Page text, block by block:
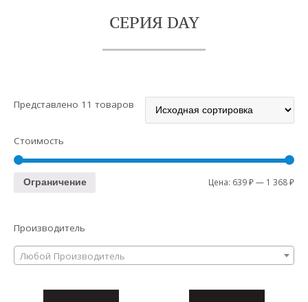
СЕРИЯ DAY
Представлено 11 товаров
Стоимость
Ограничение Цена: 639 ₽— 1 368 ₽
Производитель
Любой Производитель